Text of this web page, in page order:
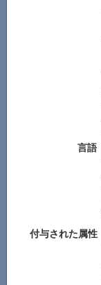
言語
付与された属性